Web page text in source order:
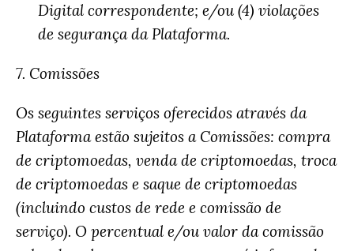
Digital correspondente; e/ou (4) violações
de segurança da Plataforma.
7. Comissões
Os seguintes serviços oferecidos através da
Plataforma estão sujeitos a Comissões: compra
de criptomoedas, venda de criptomoedas, troca
de criptomoedas e saque de criptomoedas
(incluindo custos de rede e comissão de
serviço). O percentual e/ou valor da comissão